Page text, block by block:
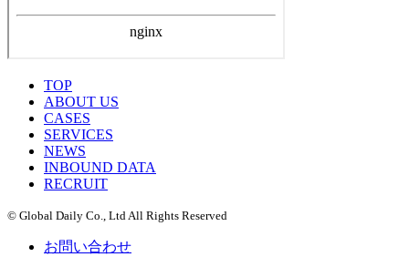
TOP
ABOUT US
CASES
SERVICES
NEWS
INBOUND DATA
RECRUIT
© Global Daily Co., Ltd All Rights Reserved
お問い合わせ